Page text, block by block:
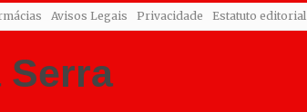
Avisos Legais Privacidade Estatuto editorial